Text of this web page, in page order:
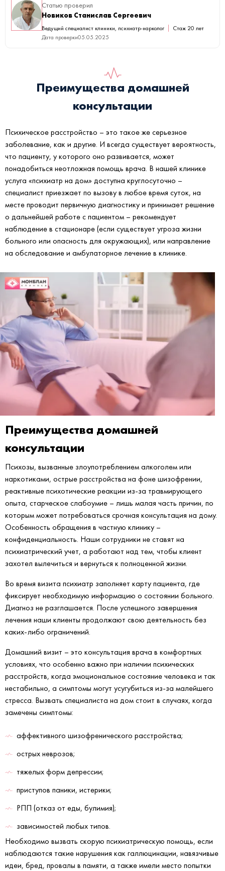
Статью проверил
Новиков Станислав Сергеевич
Ведущий специалист клиники, психиатр-нарколог
Стаж 20 лет
Дата проверки05.05.2025
Преимущества домашней
консультации
Психическое расстройство – это такое же серьезное
заболевание, как и другие. И всегда существует вероятность,
что пациенту, у которого оно развивается, может
понадобиться неотложная помощь врача. В нашей клинике
услуга «психиатр на дом» доступна круглосуточно –
специалист приезжает по вызову в любое время суток, на
месте проводит первичную диагностику и принимает решение
о дальнейшей работе с пациентом – рекомендует
наблюдение в стационаре (если существует угроза жизни
больного или опасность для окружающих), или направление
на обследование и амбулаторное лечение в клинике.
Преимущества домашней
консультации
Психозы, вызванные злоупотреблением алкоголем или
наркотиками, острые расстройства на фоне шизофрении,
реактивные психотические реакции из-за травмирующего
опыта, старческое слабоумие – лишь малая часть причин, по
которым может потребоваться срочная консультация на дому.
Особенность обращения в частную клинику –
конфиденциальность. Наши сотрудники не ставят на
психиатрический учет, а работают над тем, чтобы клиент
захотел вылечиться и вернуться к полноценной жизни.
Во время визита психиатр заполняет карту пациента, где
фиксирует необходимую информацию о состоянии больного.
Диагноз не разглашается. После успешного завершения
лечения наши клиенты продолжают свою деятельность без
каких-либо ограничений.
Домашний визит – это консультация врача в комфортных
условиях, что особенно важно при наличии психических
расстройств, когда эмоциональное состояние человека и так
нестабильно, а симптомы могут усугубиться из-за малейшего
стресса. Вызвать специалиста на дом стоит в случаях, когда
замечены симптомы:
аффективного шизофренического расстройства;
острых неврозов;
тяжелых форм депрессии;
приступов паники, истерики;
РПП (отказ от еды, булимия);
зависимостей любых типов.
Необходимо вызвать скорую психиатрическую помощь, если
наблюдаются такие нарушения как галлюцинации, навязчивые
идеи, бред, провалы в памяти, а также имели место попытки